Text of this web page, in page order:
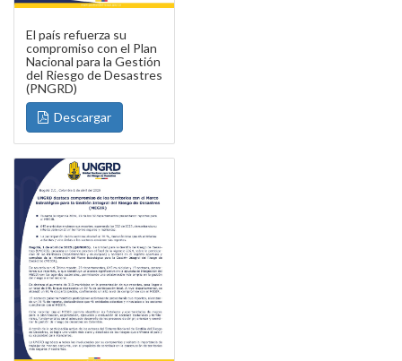
El país refuerza su
compromiso con el Plan
Nacional para la Gestión
del Riesgo de Desastres
(PNGRD)
Descargar